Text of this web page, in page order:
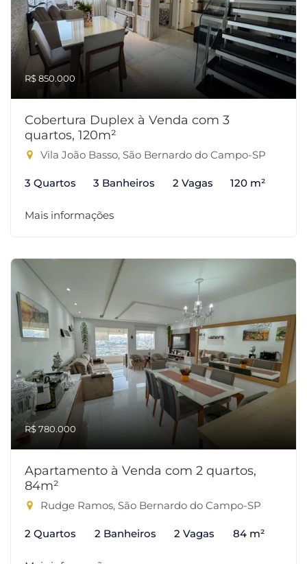
R$ 850.000
Cobertura Duplex à Venda com 3
quartos, 120m²
Vila João Basso, São Bernardo do Campo-SP
3 Quartos 3 Banheiros 2 Vagas 120 m²
Mais informações
R$ 780.000
Apartamento à Venda com 2 quartos,
84m²
Rudge Ramos, São Bernardo do Campo-SP
2 Quartos 2 Banheiros 2 Vagas 84 m²